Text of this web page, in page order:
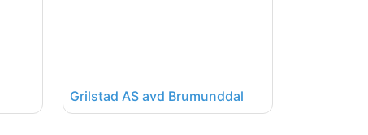
Grilstad AS avd Brumunddal